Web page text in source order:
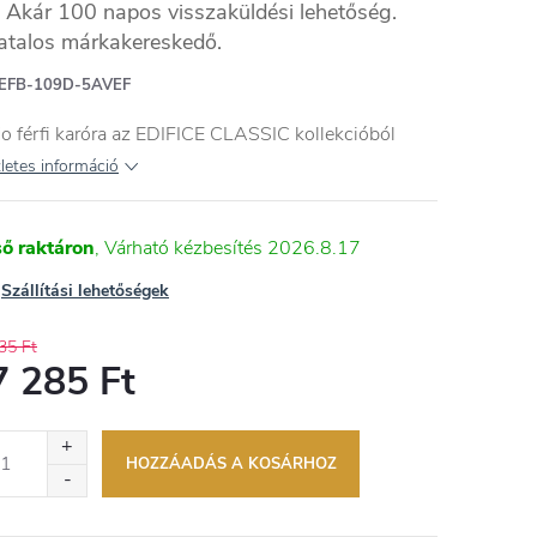
Akár 100 napos visszaküldési lehetőség.
márkakereskedő.
EFB-109D-5AVEF
férfi karóra az EDIFICE CLASSIC kollekcióból
információ
raktáron 2026.8.17
Szállítási lehetőségek
Ft
285 Ft
HOZZÁADÁS A KOSÁRHOZ